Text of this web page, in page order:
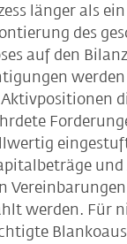
länger als
des
auf den
werden
und
werden. Für